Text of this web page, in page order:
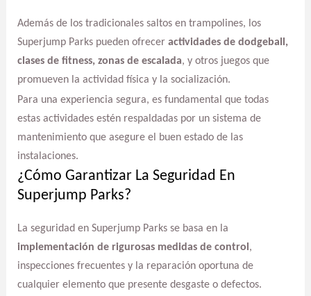
Además de los tradicionales saltos en trampolines, los
Superjump Parks pueden ofrecer actividades de dodgeball,
clases de fitness, zonas de escalada, y otros juegos que
promueven la actividad física y la socialización.
Para una experiencia segura, es fundamental que todas
estas actividades estén respaldadas por un sistema de
mantenimiento que asegure el buen estado de las
instalaciones.
¿Cómo Garantizar La Seguridad En
Superjump Parks?
La seguridad en Superjump Parks se basa en la
implementación de rigurosas medidas de control,
inspecciones frecuentes y la reparación oportuna de
cualquier elemento que presente desgaste o defectos.